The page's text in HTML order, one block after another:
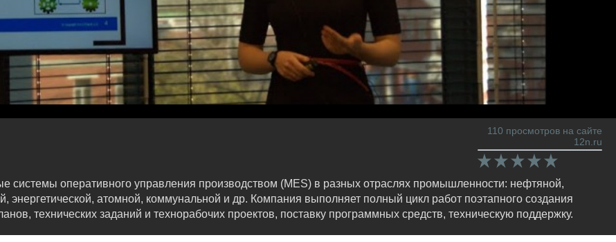
110 просмотров на сайте
12n.ru
системы оперативного управления производством (MES) в разных отраслях промышленности: нефтяной,
энергетической, атомной, коммунальной и др. Компания выполняет полный цикл работ поэтапного создания
технических заданий и технорабочих проектов, поставку программных средств, техническую поддержку.